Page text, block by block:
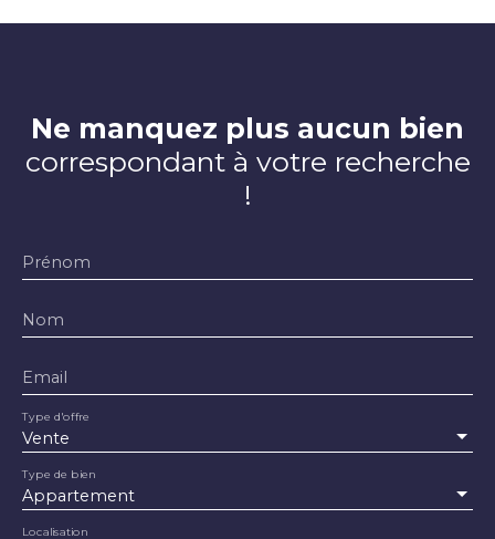
Ne manquez plus aucun bien
correspondant à votre recherche
!
Prénom
Nom
Email
Vente
Type d'offre
Appartement
Type de bien
Localisation